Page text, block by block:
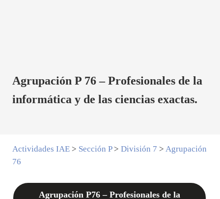
Agrupación P 76 – Profesionales de la
informática y de las ciencias exactas.
Actividades IAE> Sección P> División 7 > Agrupación
76
Agrupación P76 – Profesionales de la